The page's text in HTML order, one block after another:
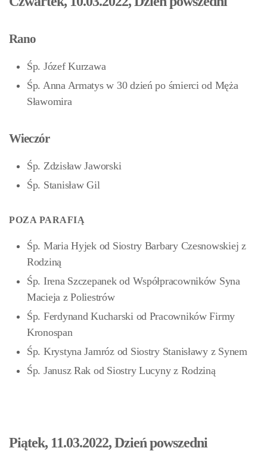
Rano
Śp. Józef Kurzawa
Śp. Anna Armatys w 30 dzień po śmierci od Męża
Sławomira
Wieczór
Śp. Zdzisław Jaworski
Śp. Stanisław Gil
POZA PARAFIĄ
Śp. Maria Hyjek od Siostry Barbary Czesnowskiej z
Rodziną
Śp. Irena Szczepanek od Współpracowników Syna
Macieja z Poliestrów
Śp. Ferdynand Kucharski od Pracowników Firmy
Kronospan
Śp. Krystyna Jamróz od Siostry Stanisławy z Synem
Śp. Janusz Rak od Siostry Lucyny z Rodziną
Piątek, 11.03.2022, Dzień powszedni